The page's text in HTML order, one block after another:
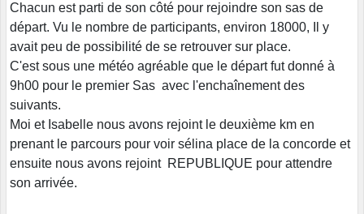
Chacun est parti de son côté pour rejoindre son sas de
départ. Vu le nombre de participants, environ 18000, Il y
avait peu de possibilité de se retrouver sur place.
C'est sous une météo agréable que le départ fut donné à
9h00 pour le premier Sas avec l'enchaînement des
suivants.
Moi et Isabelle nous avons rejoint le deuxième km en
prenant le parcours pour voir sélina place de la concorde et
ensuite nous avons rejoint REPUBLIQUE pour attendre
son arrivée.